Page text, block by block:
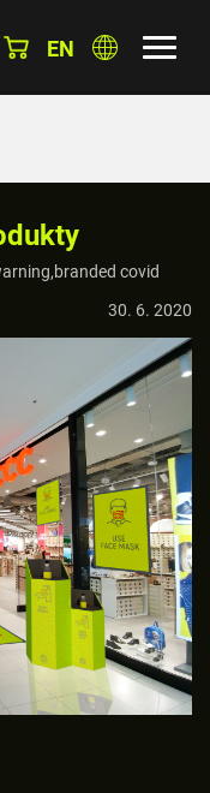
EN
covid
30. 6. 2020